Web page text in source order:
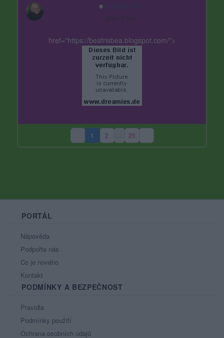
cizinec11111
href="https://beatrisbea.blogspot.com/">
1(aktuální strana)
2 20
PORTÁL
Nápověda
Podpořte nás
Co je nového
Kontakt
PODMÍNKY A BEZPEČNOST
Pravidla
Podmínky použití
Ochrana osobních údajů